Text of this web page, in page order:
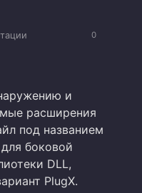
0
и
расширения
под названием
боковой
DLL,
PlugX.